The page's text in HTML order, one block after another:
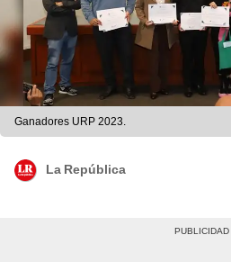
Ganadores URP 2023.
La República